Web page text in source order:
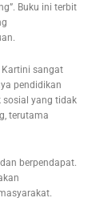
Buku ini terbit
Kartini sangat
pendidikan
sosial yang tidak
terutama
berpendapat.